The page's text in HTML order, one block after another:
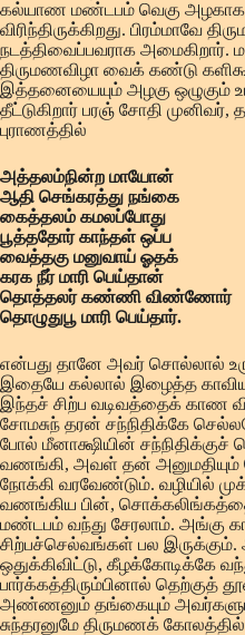
கல்யாண மண்டபம் வெகு அழகாக
விரிந்திருக்கிறது. பிரம்மாவே
நடத்திவைப்பவராக அமைகிறார்.
திருமணவிழா வைக் கண்டு
இத்தனையையும் அழகு ஒழுகும்
தீட்டுகிறார் பரஞ் சோதி முனிவர்,
புராணத்தில்
அத்தலம்நின்ற மாயோன்
ஆதி செங்கரத்து நங்கை
கைத்தலம் கமலப்போது
பூத்ததோர் காந்தள் ஒப்ப
வைத்தகு மனுவாய் ஓதக்
கரக நீர் மாரி பெய்தான்
தொத்தலர் கண்ணி விண்ணோர்
தொழுதுபூ மாரி பெய்தார்.
என்பது தானே அவர் சொல்லால்
இதையே கல்லால் இழைத்த
இந்தச் சிற்ப வடிவத்தைக் காண
சோமசுந் தரன் சந்நிதிக்கே
போல் மீனாக்ஷியின்
வணங்கி, அவள் தன் அனுமதியும்
நோக்கி வரவேண்டும். வழியில்
வணங்கிய பின்,
மண்டபம் வந்து சேரலாம். அங்கு
சிற்பச்செல்வங்கள் பல
ஒதுக்கிவிட்டு, கீழக்கோடிக்கே
பார்க்கத்திரும்பினால் தெற்குத்
அண்ணனும் தங்கையும்
சுந்தரனுமே திருமணக்